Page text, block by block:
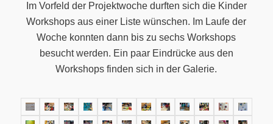
Im Vorfeld der Projektwoche durften sich die Kinder
Workshops aus einer Liste wünschen. Im Laufe der
Woche konnten dann bis zu sechs Workshops
besucht werden. Ein paar Eindrücke aus den
Workshops finden sich in der Galerie.